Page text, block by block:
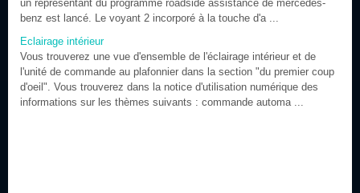
un représentant du programme roadside assistance de mercedes-
benz est lancé. Le voyant 2 incorporé à la touche d'a ...
Eclairage intérieur
Vous trouverez une vue d'ensemble de l'éclairage intérieur et de
l'unité de commande au plafonnier dans la section "du premier coup
d'oeil". Vous trouverez dans la notice d'utilisation numérique des
informations sur les thèmes suivants : commande automa ...